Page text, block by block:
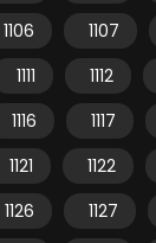
1106 1107
1111 1112
1116 1117
1121 1122
1126 1127